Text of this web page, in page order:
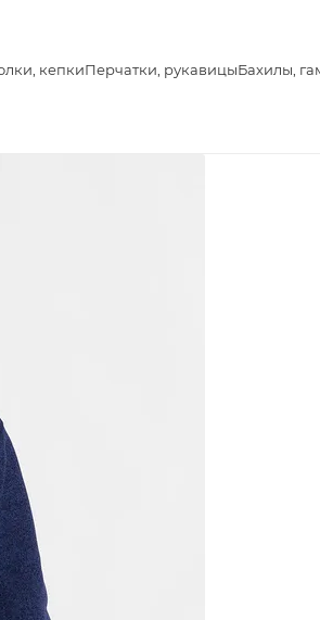
кепкиПерчатки, рукавицыБахилы,